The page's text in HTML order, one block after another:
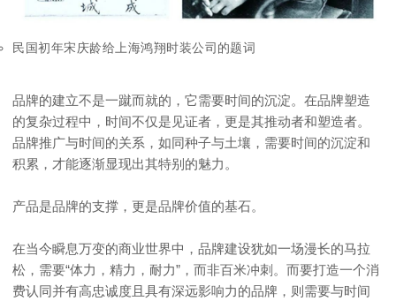
民国初年宋庆龄给上海鸿翔时装公司的题词
品牌的建立不是一蹴而就的，它需要时间的沉淀。在品牌塑造
的复杂过程中，时间不仅是见证者，更是其推动者和塑造者。
品牌推广与时间的关系，如同种子与土壤，需要时间的沉淀和
积累，才能逐渐显现出其特别的魅力。
产品是品牌的支撑，更是品牌价值的基石。
在当今瞬息万变的商业世界中，品牌建设犹如一场漫长的马拉
松，需要“体力，精力，耐力”，而非百米冲刺。而要打造一个消
费认同并有高忠诚度且具有深远影响力的品牌，则需要与时间